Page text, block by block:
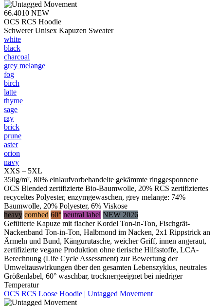
66.4010 NEW
OCS RCS Hoodie
Schwerer Unisex Kapuzen Sweater
white
black
charcoal
grey melange
fog
birch
latte
thyme
sage
ray
brick
prune
aster
orion
navy
XXS – 5XL
350g/m², 80% einlaufvorbehandelte gekämmte ringgesponnene
OCS Blended zertifizierte Bio-Baumwolle, 20% RCS zertifiziertes
recyceltes Polyester, enzymgewaschen, grey melange: 74%
Baumwolle, 20% Polyester, 6% Viskose
heavy combed 60° neutral label NEW 2026
Gefütterte Kapuze mit flacher Kordel Ton-in-Ton, Fischgrät-
Nackenband Ton-in-Ton, Halbmond im Nacken, 2x1 Rippstrick an
Ärmeln und Bund, Kängurutasche, weicher Griff, innen angeraut,
zertifizierte vegane Produktion ohne tierische Hilfsstoffe, LCA-
Berechnung (Life Cycle Assessment) zur Bewertung der
Umweltauswirkungen über den gesamten Lebenszyklus, neutrales
Größenlabel, 60° waschbar, trocknergeeignet bei niedriger
Temperatur
OCS RCS Loose Hoodie | Untagged Movement